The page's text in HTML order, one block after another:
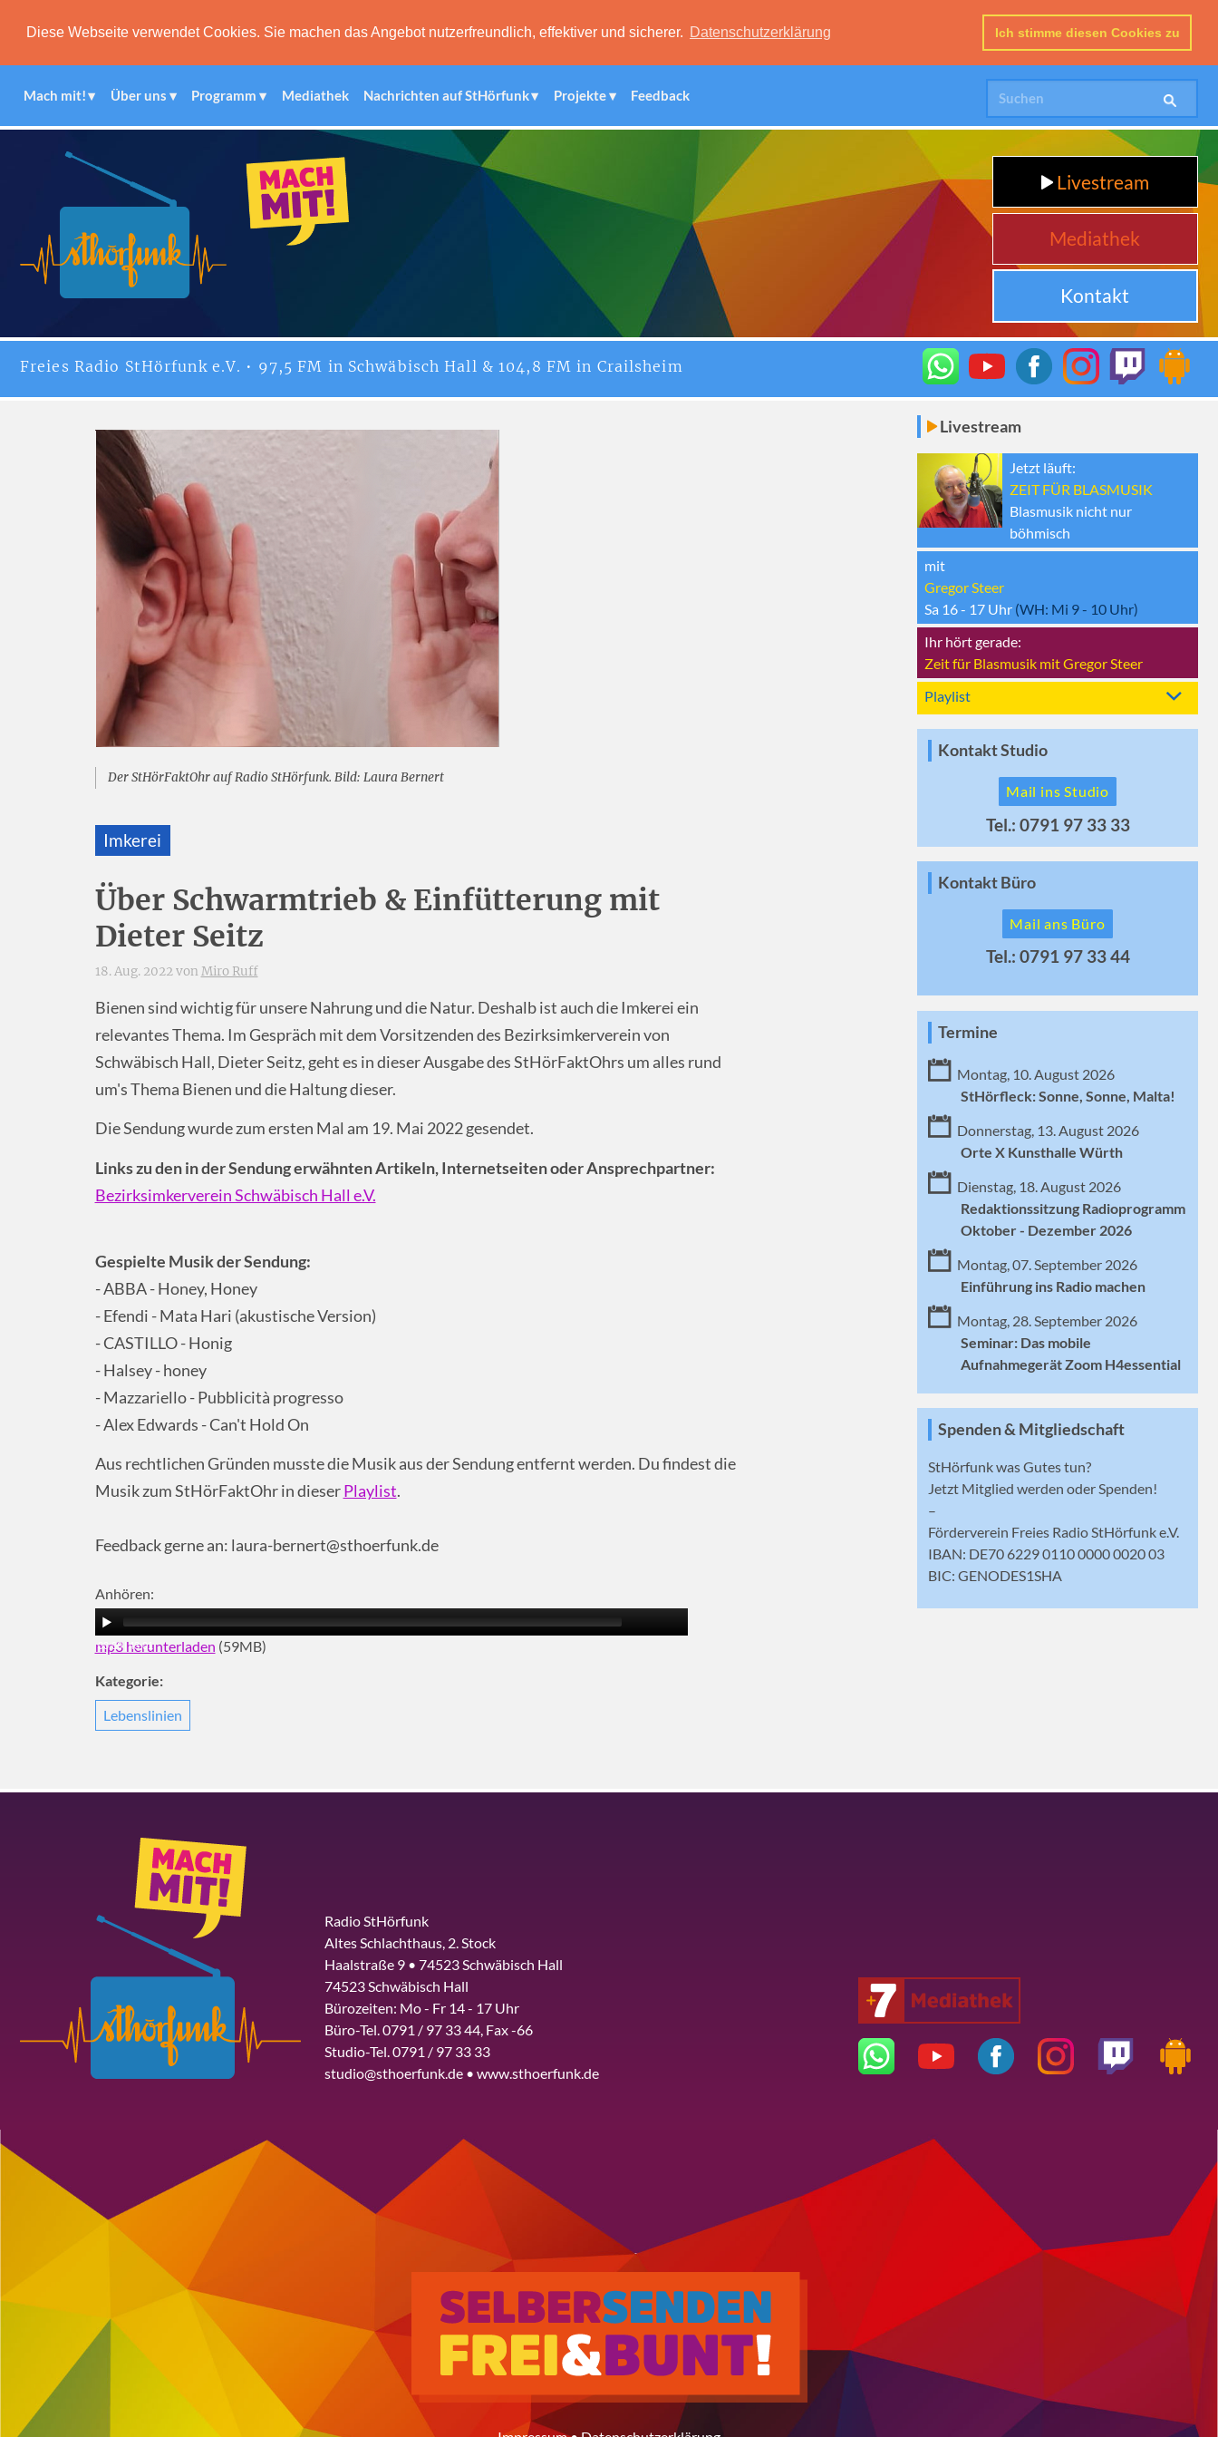
Diese Webseite verwendet Cookies. Sie machen das Angebot nutzerfreundlich, effektiver und sicherer. Datenschutzerklärung Ich stimme diesen Cookies zu
Mach mit! Über uns Programm Mediathek Nachrichten auf StHörfunk Projekte Feedback
Livestream
Mediathek
Kontakt
Freies Radio StHörfunke.V. • 97,5 FM in Schwäbisch Hall & 104,8 FM in Crailsheim
Der StHörFaktOhr auf Radio StHörfunk. Bild: Laura Bernert
Imkerei
Über Schwarmtrieb & Einfütterung mit
Dieter Seitz
18. Aug. 2022 von Miro Ruff
Bienen sind wichtig für unsere Nahrung und die Natur. Deshalb ist auch die Imkerei ein
relevantes Thema. Im Gespräch mit dem Vorsitzenden des Bezirksimkerverein von
Schwäbisch Hall, Dieter Seitz, geht es in dieser Ausgabe des StHörFaktOhrs um alles rund
um's Thema Bienen und die Haltung dieser.
Die Sendung wurde zum ersten Mal am 19. Mai 2022 gesendet.
Links zu den in der Sendung erwähnten Artikeln, Internetseiten oder Ansprechpartner:
Bezirksimkerverein Schwäbisch Hall e.V.
Gespielte Musik der Sendung:
- ABBA - Honey, Honey
- Efendi - Mata Hari (akustische Version)
- CASTILLO - Honig
- Halsey - honey
- Mazzariello - Pubblicità progresso
- Alex Edwards - Can't Hold On
Aus rechtlichen Gründen musste die Musik aus der Sendung entfernt werden. Du findest die
Musik zum StHörFaktOhr in dieserPlaylist.
Feedback gerne an: laura-bernert@sthoerfunk.de
Anhören:
00:00 43:01
mp3 herunterladen (59MB)
Kategorie:
Lebenslinien
Livestream
Jetzt läuft:
ZEIT FÜR BLASMUSIK
Blasmusik nicht nur
böhmisch
mit
Gregor Steer
Sa 16 - 17 Uhr (WH: Mi 9 - 10 Uhr)
Ihr hört gerade:
Zeit für Blasmusik mit Gregor Steer
Playlist
Kontakt Studio
Mail ins Studio
Tel.: 0791 97 33 33
Kontakt Büro
Mail ans Büro
Tel.: 0791 97 33 44
Termine
Montag, 10. August 2026
StHörfleck: Sonne, Sonne, Malta!
Donnerstag, 13. August 2026
Orte X Kunsthalle Würth
Dienstag, 18. August 2026
Redaktionssitzung Radioprogramm
Oktober - Dezember 2026
Montag, 07. September 2026
Einführung ins Radio machen
Montag, 28. September 2026
Seminar: Das mobile
Aufnahmegerät Zoom H4essential
Spenden & Mitgliedschaft
StHörfunk was Gutes tun?
Jetzt Mitglied werden oder Spenden!
–
Förderverein Freies Radio StHörfunk e.V.
IBAN: DE70 6229 0110 0000 0020 03
BIC: GENODES1SHA
Radio StHörfunk
Altes Schlachthaus, 2. Stock
Haalstraße 9 • 74523 Schwäbisch Hall
74523 Schwäbisch Hall
Bürozeiten: Mo - Fr 14 - 17 Uhr
Büro-Tel. 0791 / 97 33 44, Fax -66
Studio-Tel. 0791 / 97 33 33
studio@sthoerfunk.de • www.sthoerfunk.de